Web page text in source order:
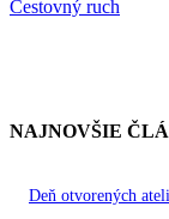
Cestovný ruch
NAJNOVŠIE
Deň otvorených